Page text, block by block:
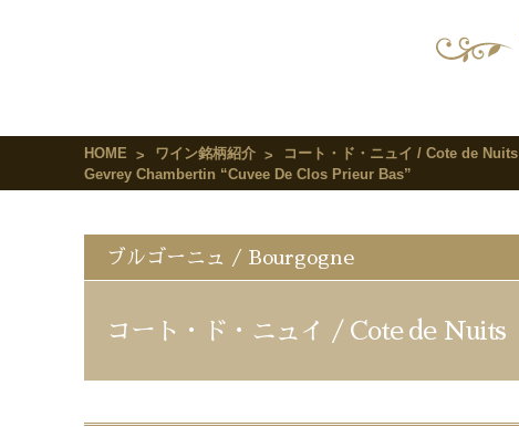
HOME ワイン銘柄紹介 コート・ド・ニュイ / Cote de Nuits
Gevrey Chambertin “Cuvee De Clos Prieur Bas”
ブルゴーニュ / Bourgogne
コート・ド・ニュイ / Cote de Nuits